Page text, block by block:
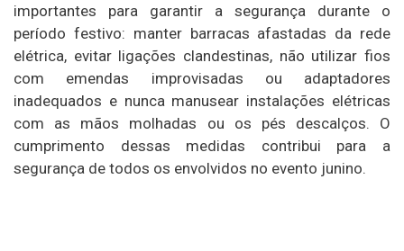
importantes para garantir a segurança durante o
período festivo: manter barracas afastadas da rede
elétrica, evitar ligações clandestinas, não utilizar fios
com emendas improvisadas ou adaptadores
inadequados e nunca manusear instalações elétricas
com as mãos molhadas ou os pés descalços. O
cumprimento dessas medidas contribui para a
segurança de todos os envolvidos no evento junino.